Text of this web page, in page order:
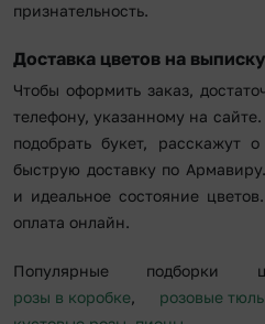
признательность.
Доставка цветов на
Чтобы оформить заказ,
телефону, указанному на
подобрать букет, расскажут
быструю доставку по
и идеальное состояние
оплата онлайн.
Популярные подборки
розы в коробке, розовые